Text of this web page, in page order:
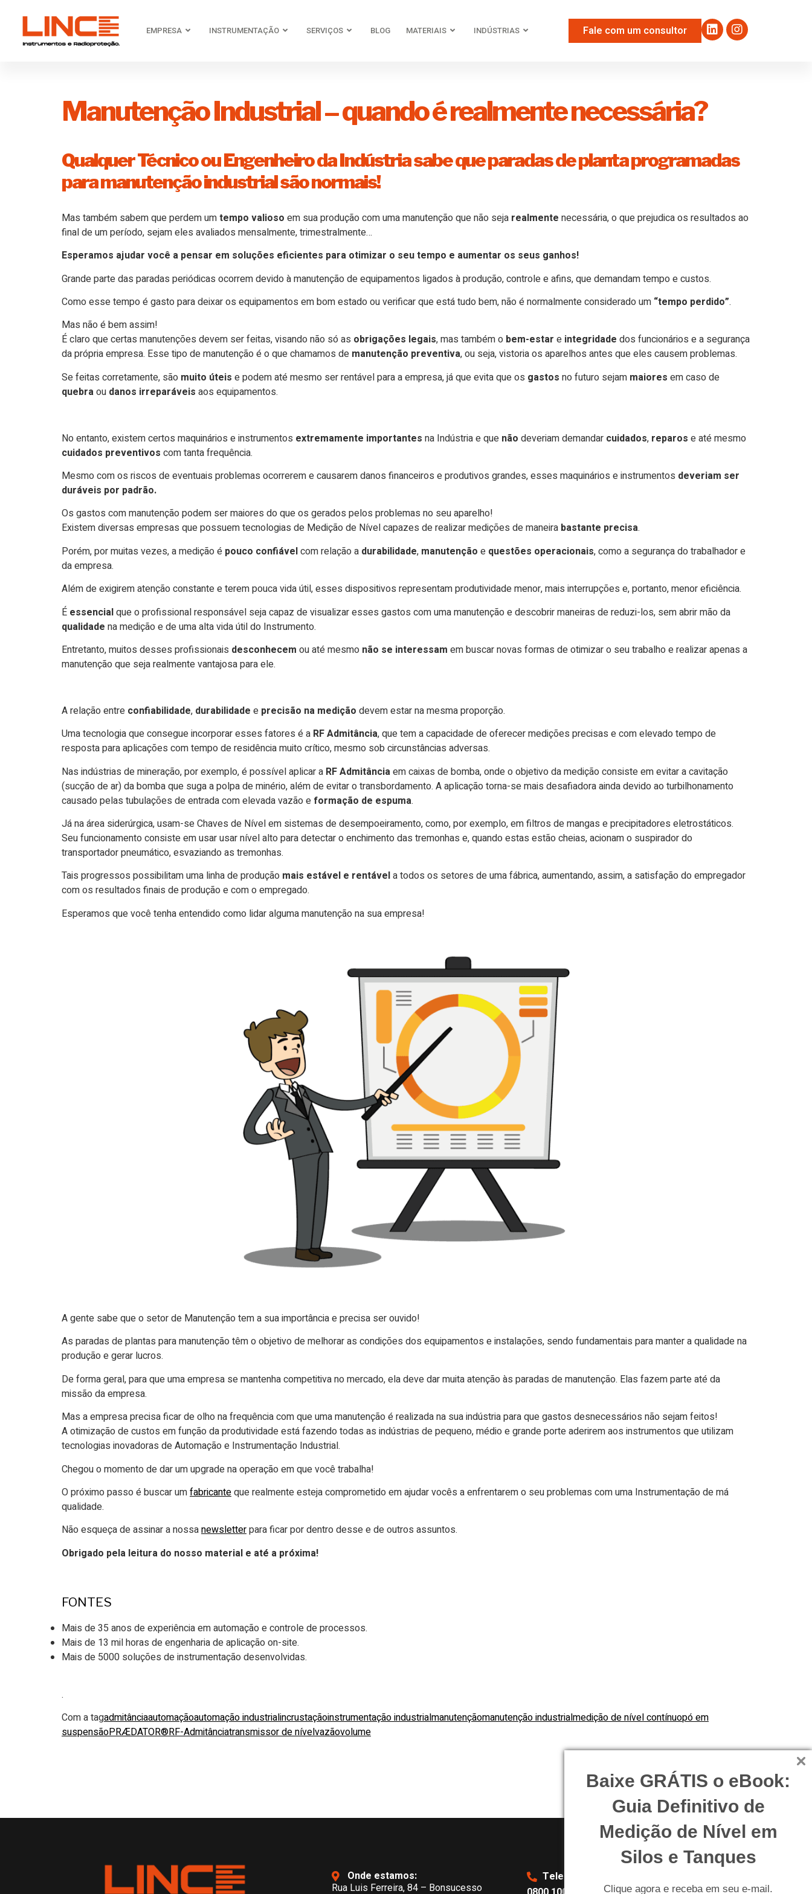
Baixe GRÁTIS o eBook:
Guia Definitivo de
Medição de Nível em
Silos e Tanques
Clique agora e receba em seu e-mail.
EMPRESA INSTRUMENTAÇÃO SERVIÇOS BLOG MATERIAIS INDÚSTRIAS Fale com um consultor
Manutenção Industrial – quando é realmente necessária?
Qualquer Técnico ou Engenheiro da Indústria sabe que paradas de planta programadas
para manutenção industrial são normais!
Mas também sabem que perdem umtempo valioso em sua produção com uma manutenção que não seja realmente necessária, o que prejudica os resultados ao
final de um período, sejam eles avaliados mensalmente, trimestralmente…
Esperamos ajudar você a pensar em soluções eficientes para otimizar o seu tempo e aumentar os seus ganhos!
Grande parte das paradas periódicas ocorrem devido à manutenção de equipamentos ligados à produção, controle e afins, que demandam tempo e custos.
Como esse tempo é gasto para deixar os equipamentos em bom estado ou verificar que está tudo bem, não é normalmente considerado um “tempo perdido”.
Mas não é bem assim!
É claro que certas manutenções devem ser feitas, visando não só as obrigações legais, mas também o bem-estar e integridade dos funcionários e a segurança
da própria empresa. Esse tipo de manutenção é o que chamamos de manutenção preventiva, ou seja, vistoria os aparelhos antes que eles causem problemas.
Se feitas corretamente, são muito úteis e podem até mesmo ser rentável para a empresa, já que evita que os gastos no futuro sejam maiores em caso de
quebraou danos irreparáveis aos equipamentos.
No entanto, existem certos maquinários e instrumentos extremamente importantes na Indústria e que não deveriam demandar cuidados, reparos e até mesmo
cuidados preventivos com tanta frequência.
Mesmo com os riscos de eventuais problemas ocorrerem e causarem danos financeiros e produtivos grandes, esses maquinários e instrumentos deveriam ser
duráveis por padrão.
Os gastos com manutenção podem ser maiores do que os gerados pelos problemas no seu aparelho!
Existem diversas empresas que possuem tecnologias de Medição de Nível capazes de realizar medições de maneira bastante precisa.
Porém, por muitas vezes, a medição é pouco confiávelcom relação a durabilidade, manutenção e questões operacionais, como a segurança do trabalhador e
da empresa.
Além de exigirem atenção constante e terem pouca vida útil, esses dispositivos representam produtividade menor, mais interrupções e, portanto, menor eficiência.
É essencialque o profissional responsável seja capaz de visualizar esses gastos com uma manutenção e descobrir maneiras de reduzi-los, sem abrir mão da
qualidade na medição e de uma alta vida útil do Instrumento.
Entretanto, muitos desses profissionais desconhecem ou até mesmo não se interessam em buscar novas formas de otimizar o seu trabalho e realizar apenas a
manutenção que seja realmente vantajosa para ele.
A relação entre confiabilidade, durabilidade e precisão na medição devem estar na mesma proporção.
Uma tecnologia que consegue incorporar esses fatores é a RF Admitância, que tem a capacidade de oferecer medições precisas e com elevado tempo de
resposta para aplicações com tempo de residência muito crítico, mesmo sob circunstâncias adversas.
Nas indústrias de mineração, por exemplo, é possível aplicar a RF Admitânciaem caixas de bomba, onde o objetivo da medição consiste em evitar a cavitação
(sucção de ar) da bomba que suga a polpa de minério, além de evitar o transbordamento. A aplicação torna-se mais desafiadora ainda devido ao turbilhonamento
causado pelas tubulações de entrada com elevada vazão e formação de espuma.
Já na área siderúrgica, usam-se Chaves de Nível em sistemas de desempoeiramento, como, por exemplo, em filtros de mangas e precipitadores eletrostáticos.
Seu funcionamento consiste em usar usar nível alto para detectar o enchimento das tremonhas e, quando estas estão cheias, acionam o suspirador do
transportador pneumático, esvaziando as tremonhas.
Tais progressos possibilitam uma linha de produção mais estável e rentávela todos os setores de uma fábrica, aumentando, assim, a satisfação do empregador
com os resultados finais de produção e com o empregado.
Esperamos que você tenha entendido como lidar alguma manutenção na sua empresa!
A gente sabe que o setor de Manutenção tem a sua importância e precisa ser ouvido!
As paradas de plantas para manutenção têm o objetivo de melhorar as condições dos equipamentos e instalações, sendo fundamentais para manter a qualidade na
produção e gerar lucros.
De forma geral, para que uma empresa se mantenha competitiva no mercado, ela deve dar muita atenção às paradas de manutenção. Elas fazem parte até da
missão da empresa.
Mas a empresa precisa ficar de olho na frequência com que uma manutenção é realizada na sua indústria para que gastos desnecessários não sejam feitos!
A otimização de custos em função da produtividade está fazendo todas as indústrias de pequeno, médio e grande porte aderirem aos instrumentos que utilizam
tecnologias inovadoras de Automação e Instrumentação Industrial.
Chegou o momento de dar um upgrade na operação em que você trabalha!
O próximo passo é buscar umfabricanteque realmente esteja comprometido em ajudar vocês a enfrentarem o seu problemas com uma Instrumentação de má
qualidade.
Não esqueça de assinar a nossanewsletterpara ficar por dentro desse e de outros assuntos.
Obrigado pela leitura do nosso material e até a próxima!
FONTES
Mais de 35 anos de experiência em automação e controle de processos.
Mais de 13 mil horas de engenharia de aplicação on-site.
Mais de 5000 soluções de instrumentação desenvolvidas.
.
Com a tagadmitânciaautomaçãoautomação industrialincrustaçãoinstrumentação industrialmanutençãomanutenção industrialmedição de nível contínuopó em
suspensãoPRÆDATOR®RF-Admitânciatransmissor de nívelvazãovolume
Onde estamos:
Rua Luis Ferreira, 84 – Bonsucesso
Telefone: